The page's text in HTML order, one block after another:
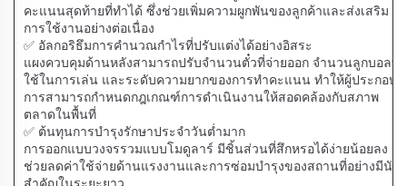
คะแนนสุดท้ายที่ทำได้ ซึ่งช่วยเพิ่มความผูกพันของลูกค้าและส่งเสริม
การใช้งานอย่างต่อเนื่อง
✅ อัลกอริธึมการคำนวณกำไรที่ปรับแต่งได้อย่างอิสระ
แผงควบคุมด้านหลังสามารถปรับจำนวนตั๋วที่จ่ายออก จำนวนลูกบอลที่
ใช้ในการเล่น และระดับความยากของการทำคะแนน ทำให้ผู้ประกอบ
การสามารถกำหนดกฎเกณฑ์การดำเนินงานให้สอดคล้องกับสภาพ
ตลาดในพื้นที่
✅ ต้นทุนการบำรุงรักษาประจำวันต่ำมาก
การออกแบบวงจรรวมแบบโมดูลาร์ มีชิ้นส่วนที่สึกหรอได้ง่ายน้อยลง
ช่วยลดค่าใช้จ่ายด้านแรงงานและการซ่อมบำรุงของสถานที่อย่างมีนัย